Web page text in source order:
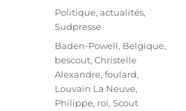
Catégories
Politique, actualités,
Sudpresse
Étiquettes
Baden-Powell, Belgique,
bescout,Christelle
Alexandre,foulard,
Louvain La Neuve,
Philippe, roi,Scout